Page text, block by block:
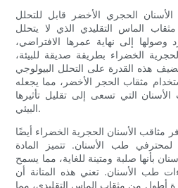
الحجري الأخضر قابل للتحلل
الماس التقليدي الذي لا يتحلل
وصولها إلى نهاية عمرها الافتراضي،
الخضراء بطريقة صديقة للبيئة،
هذه القدرة على التحلل البيولوجي
مثقاب الحجر الأخضر، مما يجعله
التي تسعى إلى تقليل تأثيرها
البيئي.
مثاقب الأسنان الحجرية الخضراء أيضًا
لمحترفي طب الأسنان. تتميز المادة
بأنها صلبة ومتينة للغاية، مما يسمح
طب الأسنان. تعني هذه المتانة أن
أطول من مثقاب الماس التقليدي، مما